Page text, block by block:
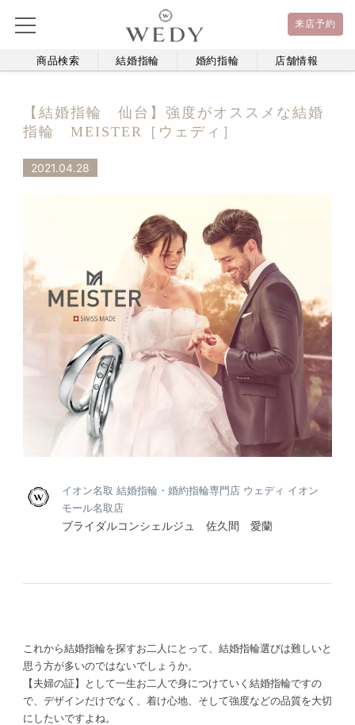
来店予約
商品検索 結婚指輪 婚約指輪 店舗情報
【結婚指輪 仙台】強度がオススメな結婚
指輪 MEISTER［ウェディ］
2021.04.28
イオン名取 結婚指輪・婚約指輪専門店 ウェディ イオン
モール名取店
ブライダルコンシェルジュ 佐久間 愛蘭
これから結婚指輪を探すお二人にとって、結婚指輪選びは難しいと
思う方が多いのではないでしょうか。
【夫婦の証】として一生お二人で身につけていく結婚指輪ですの
で、デザインだけでなく、着け心地、そして強度などの品質を大切
にしたいですよね。